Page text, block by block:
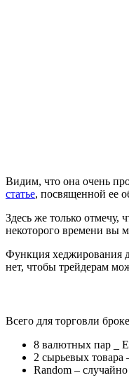
Видим, что она очень
статье, посвященной ее
Здесь же только отмечу,
некоторого времени вы
Функция хеджирования
нет, чтобы трейдерам
Всего для торговли
8 валютных пар _
2 сырьевых товара
Random –